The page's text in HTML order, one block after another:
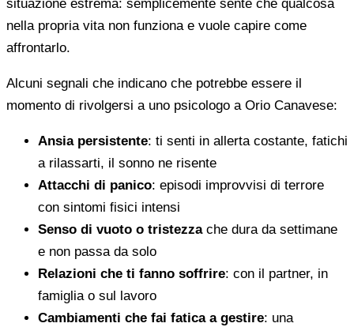
situazione estrema: semplicemente sente che qualcosa
nella propria vita non funziona e vuole capire come
affrontarlo.
Alcuni segnali che indicano che potrebbe essere il
momento di rivolgersi a uno psicologo a Orio Canavese:
Ansia persistente: ti senti in allerta costante, fatichi
a rilassarti, il sonno ne risente
Attacchi di panico: episodi improvvisi di terrore
con sintomi fisici intensi
Senso di vuoto o tristezzache dura da settimane
e non passa da solo
Relazioni che ti fanno soffrire: con il partner, in
famiglia o sul lavoro
Cambiamenti che fai fatica a gestire: una